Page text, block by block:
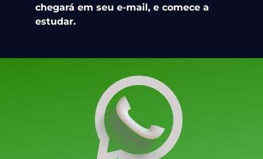
chegará em seu e-mail, e comece a
estudar.